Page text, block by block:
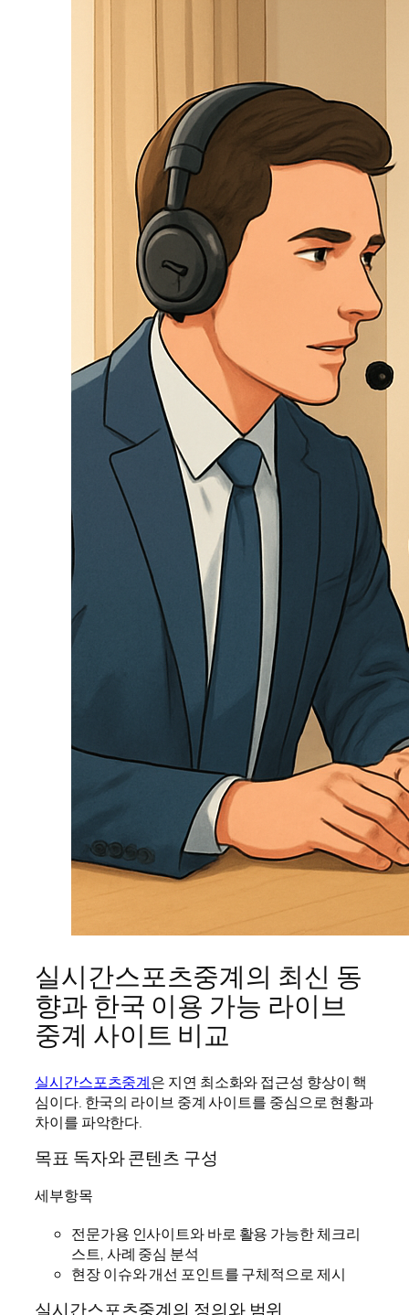
실시간스포츠중계의 최신 동
향과 한국 이용 가능 라이브
중계 사이트 비교
실시간스포츠중계은 지연 최소화와 접근성 향상이 핵
심이다. 한국의 라이브 중계 사이트를 중심으로 현황과
차이를 파악한다.
목표 독자와 콘텐츠 구성
세부항목
전문가용 인사이트와 바로 활용 가능한 체크리
스트, 사례 중심 분석
현장 이슈와 개선 포인트를 구체적으로 제시
실시간스포츠중계의 정의와 범위